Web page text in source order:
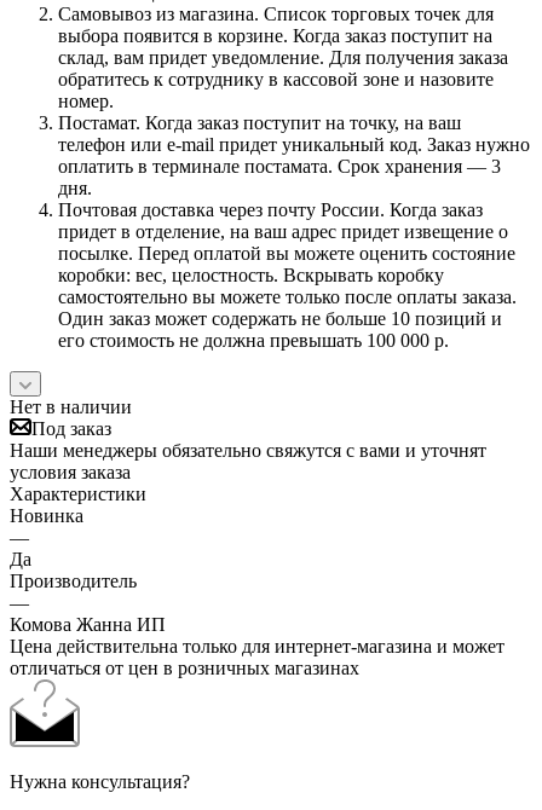
Самовывоз из магазина. Список торговых точек для
выбора появится в корзине. Когда заказ поступит на
склад, вам придет уведомление. Для получения заказа
обратитесь к сотруднику в кассовой зоне и назовите
номер.
Постамат. Когда заказ поступит на точку, на ваш
телефон или e-mail придет уникальный код. Заказ нужно
оплатить в терминале постамата. Срок хранения — 3
дня.
Почтовая доставка через почту России. Когда заказ
придет в отделение, на ваш адрес придет извещение о
посылке. Перед оплатой вы можете оценить состояние
коробки: вес, целостность. Вскрывать коробку
самостоятельно вы можете только после оплаты заказа.
Один заказ может содержать не больше 10 позиций и
его стоимость не должна превышать 100 000 р.
Нет в наличии
Под заказ
Наши менеджеры обязательно свяжутся с вами и уточнят
условия заказа
Характеристики
Новинка
—
Да
Производитель
—
Комова Жанна ИП
Цена действительна только для интернет-магазина и может
отличаться от цен в розничных магазинах
Нужна консультация?